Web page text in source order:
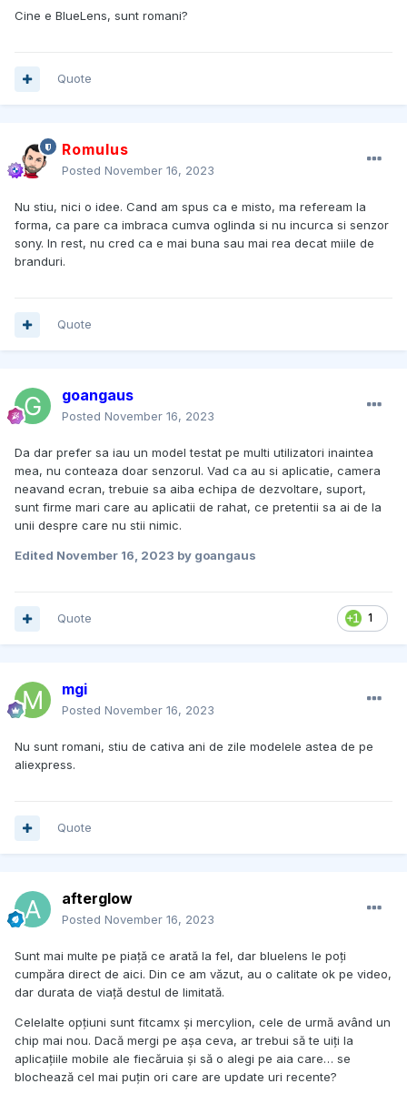
Cine e BlueLens, sunt romani?
Quote
Romulus
Posted November 16, 2023
Nu stiu, nici o idee. Cand am spus ca e misto, ma refeream la
forma, ca pare ca imbraca cumva oglinda si nu incurca si senzor
sony. In rest, nu cred ca e mai buna sau mai rea decat miile de
branduri.
Quote
goangaus
Posted November 16, 2023
Da dar prefer sa iau un model testat pe multi utilizatori inaintea
mea, nu conteaza doar senzorul. Vad ca au si aplicatie, camera
neavand ecran, trebuie sa aiba echipa de dezvoltare, suport,
sunt firme mari care au aplicatii de rahat, ce pretentii sa ai de la
unii despre care nu stii nimic.
Edited November 16, 2023 by goangaus
1
Quote
mgi
Posted November 16, 2023
Nu sunt romani, stiu de cativa ani de zile modelele astea de pe
aliexpress.
Quote
afterglow
Posted November 16, 2023
Sunt mai multe pe piață ce arată la fel, dar bluelens le poți
cumpăra direct de aici. Din ce am văzut, au o calitate ok pe video,
dar durata de viață destul de limitată.
Celelalte opțiuni sunt fitcamx și mercylion, cele de urmă având un
chip mai nou. Dacă mergi pe așa ceva, ar trebui să te uiți la
aplicațiile mobile ale fiecăruia și să o alegi pe aia care… se
blochează cel mai puțin ori care are update uri recente?